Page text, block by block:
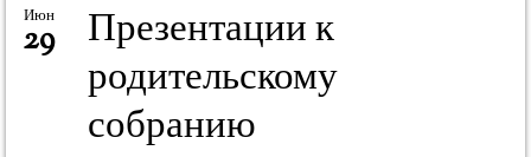
Презентации к
родительскому
собранию
Июн
29